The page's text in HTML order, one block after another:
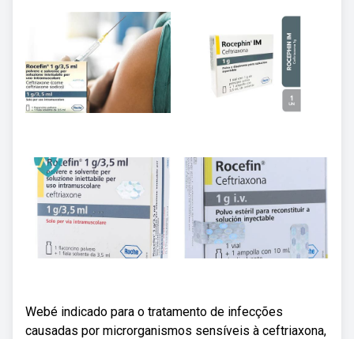
Webé indicado para o tratamento de infecções
causadas por microrganismos sensíveis à ceftriaxona,